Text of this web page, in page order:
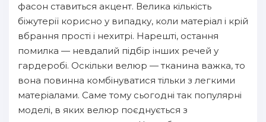
фасон ставиться акцент. Велика кількість
біжутерії корисно у випадку, коли матеріал і крій
вбрання прості і нехитрі. Нарешті, остання
помилка — невдалий підбір інших речей у
гардеробі. Оскільки велюр — тканина важка, то
вона повинна комбінуватися тільки з легкими
матеріалами. Саме тому сьогодні так популярні
моделі, в яких велюр поєднується з